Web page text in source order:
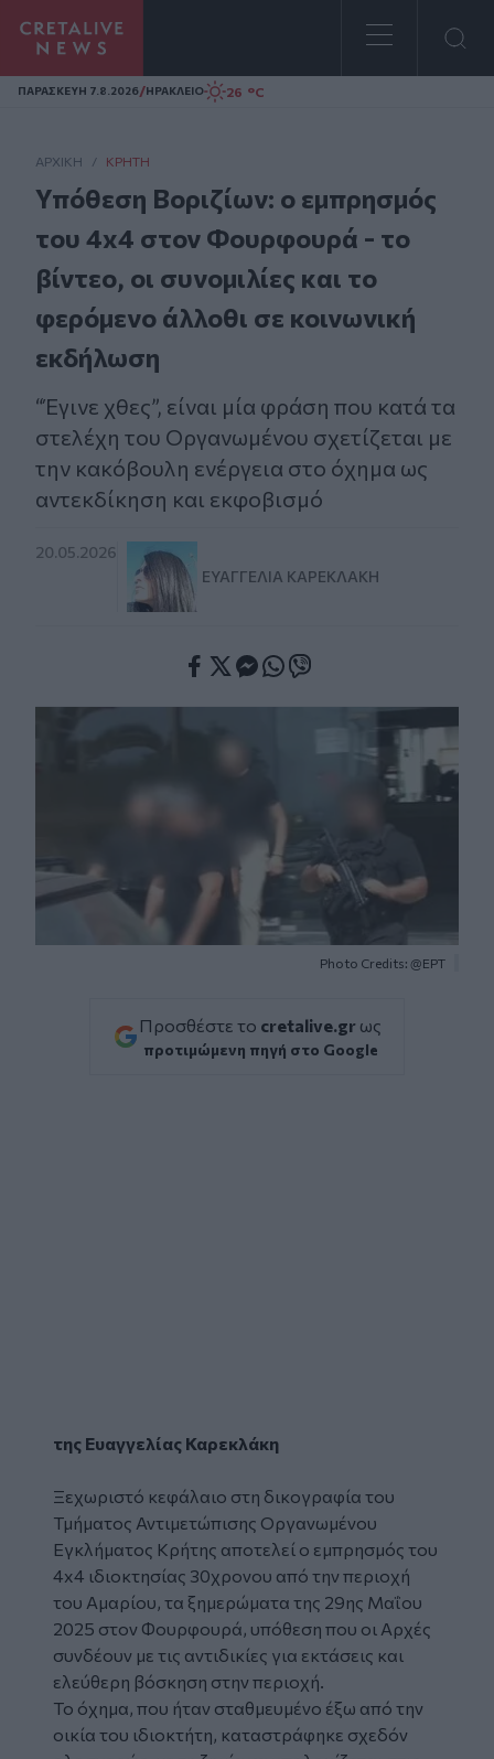
Homepage
ΠΑΡΑΣΚΕΥΗ 7.8.2026/ΗΡΑΚΛΕΙΟ 26 °C
ΑΡΧΙΚΗ / ΚΡΉΤΗ
Υπόθεση Βοριζίων: ο εμπρησμός
του 4x4 στον Φουρφουρά - το
βίντεο, οι συνομιλίες και το
φερόμενο άλλοθι σε κοινωνική
εκδήλωση
“Έγινε χθες”, είναι μία φράση που κατά τα
στελέχη του Οργανωμένου σχετίζεται με
την κακόβουλη ενέργεια στο όχημα ως
αντεκδίκηση και εκφοβισμό
20.05.2026
ΕΥΑΓΓΕΛΊΑ ΚΑΡΕΚΛΆΚΗ
Photo Credits: @ΕΡΤ
Προσθέστε το cretalive.gr ως
προτιμώμενη πηγή στο Google
της Ευαγγελίας Καρεκλάκη
Ξεχωριστό κεφάλαιο στη δικογραφία του
Τμήματος Αντιμετώπισης Οργανωμένου
Εγκλήματος Κρήτης αποτελεί ο εμπρησμός του
4x4 ιδιοκτησίας 30χρονου από την περιοχή
του Αμαρίου, τα ξημερώματα της 29ης Μαΐου
2025 στον Φουρφουρά, υπόθεση που οι Αρχές
συνδέουν με τις αντιδικίες για εκτάσεις και
ελεύθερη βόσκηση στην περιοχή.
Το όχημα, που ήταν σταθμευμένο έξω από την
οικία του ιδιοκτήτη, καταστράφηκε σχεδόν